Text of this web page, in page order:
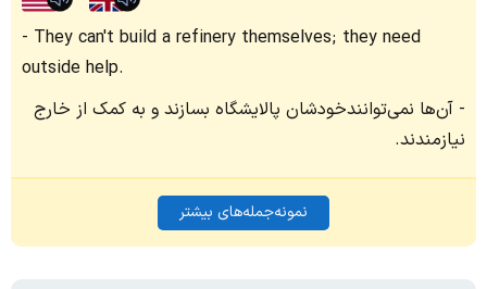
They can't build a refinery themselves; they need
outside help.
آن‌ها نمی‌توانندخودشان پالایشگاه بسازند و به کمک از خارج
نیازمندند.
نمونه‌جمله‌های بیشتر